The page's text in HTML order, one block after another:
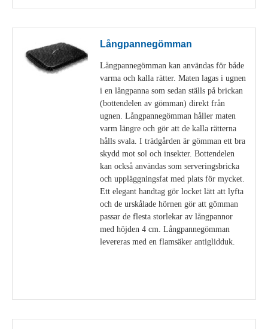
Långpannegömman
Långpannegömman kan användas för både
varma och kalla rätter. Maten lagas i ugnen
i en långpanna som sedan ställs på brickan
(bottendelen av gömman) direkt från
ugnen. Långpannegömman håller maten
varm längre och gör att de kalla rätterna
hålls svala. I trädgården är gömman ett bra
skydd mot sol och insekter. Bottendelen
kan också användas som serveringsbricka
och uppläggningsfat med plats för mycket.
Ett elegant handtag gör locket lätt att lyfta
och de urskålade hörnen gör att gömman
passar de flesta storlekar av långpannor
med höjden 4 cm. Långpannegömman
levereras med en flamsäker antiglidduk.